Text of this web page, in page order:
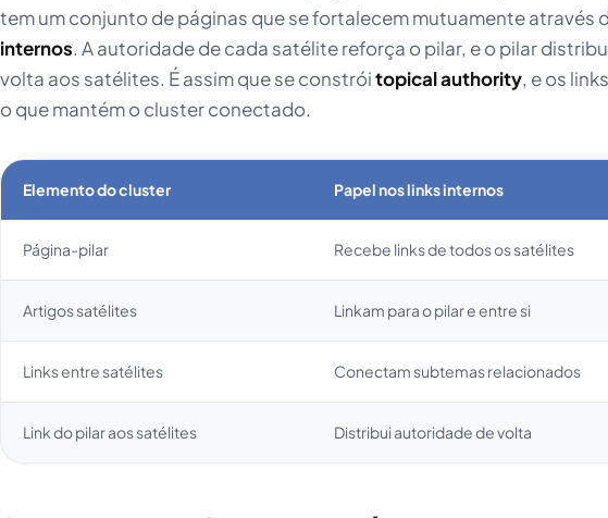
tem um conjunto de páginas que se fortalecem mutuamente através
internos. A autoridade de cada satélite reforça o pilar, e o pilar
volta aos satélites. É assim que se constróitopical authority, e os
o que mantém o cluster conectado.
Elemento do cluster Papel nos links internos
Página-pilar Recebe links de todos os satélites
Artigos satélites Linkam para o pilar e entre si
Links entre satélites Conectam subtemas relacionados
Link do pilar aos satélites Distribui autoridade de volta